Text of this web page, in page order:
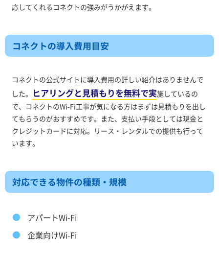
応してくれるコネクトの強みがうかがえます。
コネクトの導入費用目安
コネクトの公式サイトに導入費用の詳しい紹介はありませんで
した。 ヒアリングと見積もりを無料で実施しているの
で、コネクトのWi-Fi工事が気になる方はまずは見積もりを出し
てもらうのがおすすめです。また、支払い手段としては現金と
クレジットカードに対応。リース・レンタルでの提供も行って
います。
対応できる物件の種類・規模
アパートWi-Fi
企業向けWi-Fi